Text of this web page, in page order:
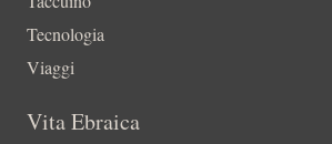
Tecnologia
Viaggi
Vita Ebraica